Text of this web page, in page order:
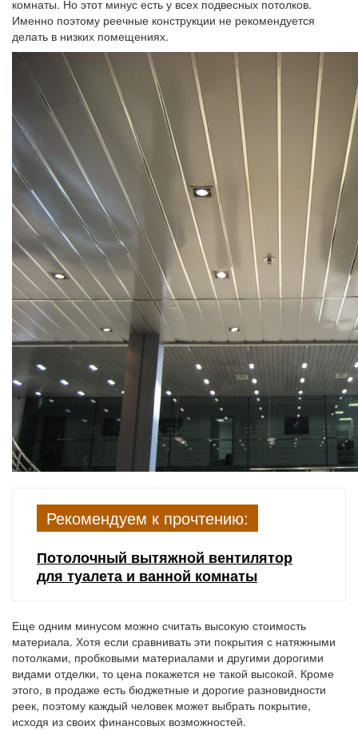
комнаты. Но этот минус есть у всех подвесных потолков.
Именно поэтому реечные конструкции не рекомендуется
делать в низких помещениях.
Рекомендуем к прочтению:
Потолочный вытяжной вентилятор
для туалета и ванной комнаты
Еще одним минусом можно считать высокую стоимость
материала. Хотя если сравнивать эти покрытия с натяжными
потолками, пробковыми материалами и другими дорогими
видами отделки, то цена покажется не такой высокой. Кроме
этого, в продаже есть бюджетные и дорогие разновидности
реек, поэтому каждый человек может выбрать покрытие,
исходя из своих финансовых возможностей.